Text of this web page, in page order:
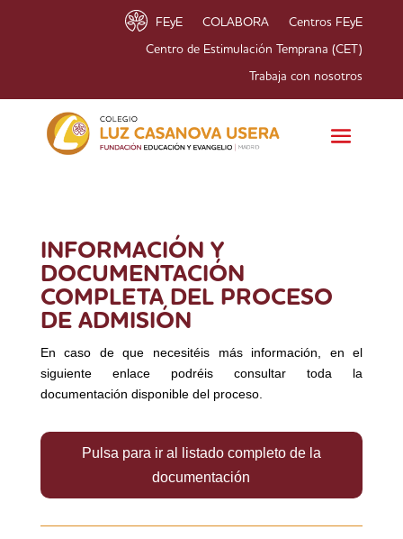
FEyE COLABORA Centros FEyE
Centro de Estimulación Temprana (CET)
Trabaja con nosotros
INFORMACIÓN Y
DOCUMENTACIÓN
COMPLETA DEL PROCESO
DE ADMISIÓN
En caso de que necesitéis más información, en el
siguiente enlace podréis consultar toda la
documentación disponible del proceso.
Pulsa para ir al listado completo de la
documentación